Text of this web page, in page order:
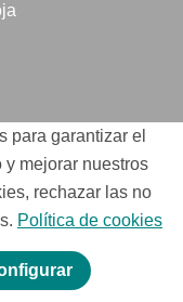
para garantizar el
mejorar nuestros
rechazar las no
Política de cookies